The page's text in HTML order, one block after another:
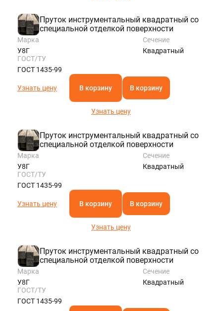
Пруток инструментальный квадратный со
специальной отделкой поверхности
Марка
У8Г
Сечение
Квадратный
ГОСТ/ТУ
ГОСТ 1435-99
Узнать цену В корзину В корзину
Узнать цену
Пруток инструментальный квадратный со
специальной отделкой поверхности
Марка
У8Г
Сечение
Квадратный
ГОСТ/ТУ
ГОСТ 1435-99
Узнать цену В корзину В корзину
Узнать цену
Пруток инструментальный квадратный со
специальной отделкой поверхности
Марка
У8Г
Сечение
Квадратный
ГОСТ/ТУ
ГОСТ 1435-99